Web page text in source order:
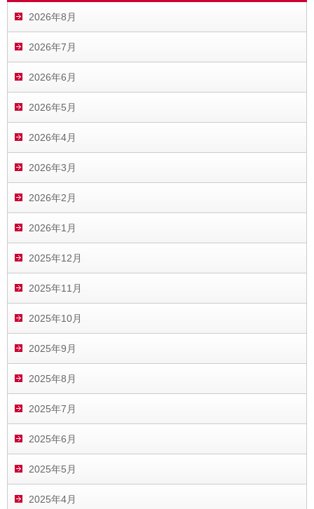
2026年8月
2026年7月
2026年6月
2026年5月
2026年4月
2026年3月
2026年2月
2026年1月
2025年12月
2025年11月
2025年10月
2025年9月
2025年8月
2025年7月
2025年6月
2025年5月
2025年4月